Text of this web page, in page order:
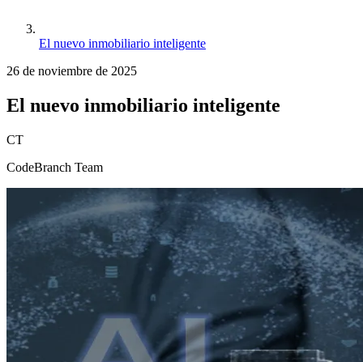
El nuevo inmobiliario inteligente
26 de noviembre de 2025
El nuevo inmobiliario inteligente
CT
CodeBranch Team